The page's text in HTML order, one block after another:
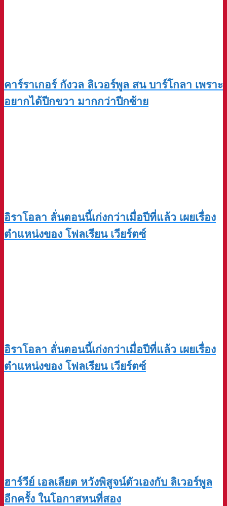
คาร์ราเกอร์ กังวล ลิเวอร์พูล สน บาร์โกลา เพราะ
อยากได้ปีกขวา มากกว่าปีกซ้าย
อิราโอลา ลั่นตอนนี้เก่งกว่าเมื่อปีที่แล้ว เผยเรื่อง
ตำแหน่งของ โฟลเรียน เวียร์ตซ์
อิราโอลา ลั่นตอนนี้เก่งกว่าเมื่อปีที่แล้ว เผยเรื่อง
ตำแหน่งของ โฟลเรียน เวียร์ตซ์
ฮาร์วีย์ เอลเลียต หวังพิสูจน์ตัวเองกับ ลิเวอร์พูล
อีกครั้ง ในโอกาสหนที่สอง